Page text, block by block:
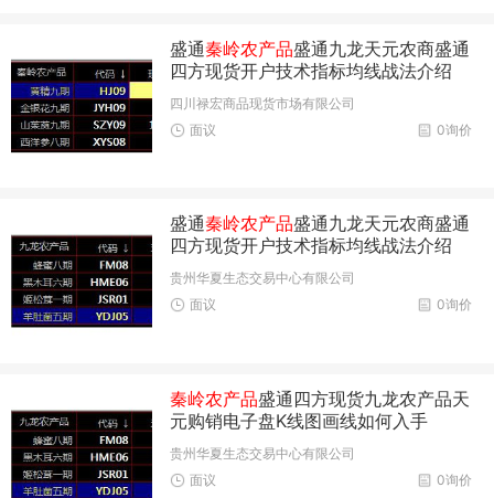
盛通秦岭农产品盛通九龙天元农商盛通
四方现货开户技术指标均线战法介绍
四川禄宏商品现货市场有限公司
0询价
面议
盛通秦岭农产品盛通九龙天元农商盛通
四方现货开户技术指标均线战法介绍
贵州华夏生态交易中心有限公司
0询价
面议
秦岭农产品盛通四方现货九龙农产品天
元购销电子盘K线图画线如何入手
贵州华夏生态交易中心有限公司
0询价
面议